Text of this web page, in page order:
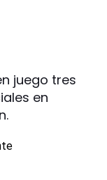
juego tres
en